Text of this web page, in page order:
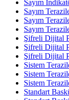
Sayım
Sayım
Sayım
Sayım
Şifreli Dijital
Şifreli Dijital
Şifreli Dijital
Sistem
Sistem
Sistem
Standart